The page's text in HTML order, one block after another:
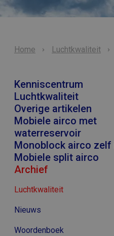
Home Luchtkwaliteit
Kenniscentrum
Luchtkwaliteit
Luchtkwaliteit meten
CO2 meten
Fijnstof meten
Gevolgen slechte
Ademhalingsproblemen
Luchtkwaliteit verbeteren?
Overige artikelen
Monoblock airco installeren
Mobiele airco met
waterreservoir
Monoblock airco zelf
Mobiele split airco
Archief
Luchtkwaliteit
Nieuws
Woordenboek